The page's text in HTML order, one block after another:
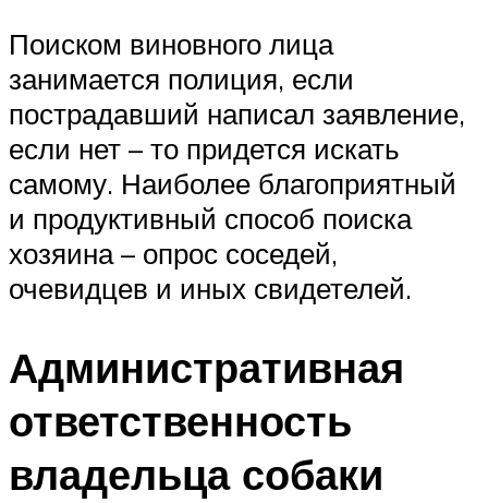
Поиском виновного лица
занимается полиция, если
пострадавший написал заявление,
если нет – то придется искать
самому. Наиболее благоприятный
и продуктивный способ поиска
хозяина – опрос соседей,
очевидцев и иных свидетелей.
Административная
ответственность
владельца собаки